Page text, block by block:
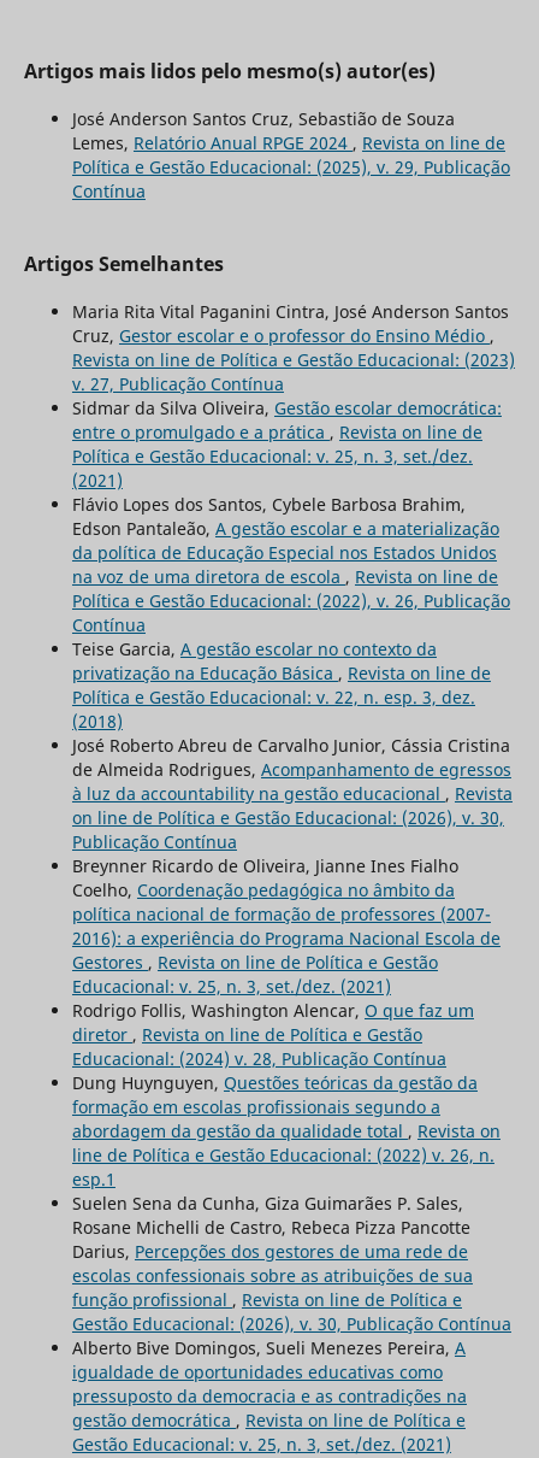
Artigos mais lidos pelo mesmo(s) autor(es)
José Anderson Santos Cruz, Sebastião de Souza
Lemes, Relatório Anual RPGE 2024 , Revista on line de
Política e Gestão Educacional: (2025), v. 29, Publicação
Contínua
Artigos Semelhantes
Maria Rita Vital Paganini Cintra, José Anderson Santos
Cruz, Gestor escolar e o professor do Ensino Médio ,
Revista on line de Política e Gestão Educacional: (2023)
v. 27, Publicação Contínua
Sidmar da Silva Oliveira, Gestão escolar democrática:
entre o promulgado e a prática , Revista on line de
Política e Gestão Educacional: v. 25, n. 3, set./dez.
(2021)
Flávio Lopes dos Santos, Cybele Barbosa Brahim,
Edson Pantaleão, A gestão escolar e a materialização
da política de Educação Especial nos Estados Unidos
na voz de uma diretora de escola , Revista on line de
Política e Gestão Educacional: (2022), v. 26, Publicação
Contínua
Teise Garcia, A gestão escolar no contexto da
privatização na Educação Básica , Revista on line de
Política e Gestão Educacional: v. 22, n. esp. 3, dez.
(2018)
José Roberto Abreu de Carvalho Junior, Cássia Cristina
de Almeida Rodrigues, Acompanhamento de egressos
à luz da accountability na gestão educacional , Revista
on line de Política e Gestão Educacional: (2026), v. 30,
Publicação Contínua
Breynner Ricardo de Oliveira, Jianne Ines Fialho
Coelho, Coordenação pedagógica no âmbito da
política nacional de formação de professores (2007-
2016): a experiência do Programa Nacional Escola de
Gestores , Revista on line de Política e Gestão
Educacional: v. 25, n. 3, set./dez. (2021)
Rodrigo Follis, Washington Alencar, O que faz um
diretor , Revista on line de Política e Gestão
Educacional: (2024) v. 28, Publicação Contínua
Dung Huynguyen, Questões teóricas da gestão da
formação em escolas profissionais segundo a
abordagem da gestão da qualidade total , Revista on
line de Política e Gestão Educacional: (2022) v. 26, n.
esp.1
Suelen Sena da Cunha, Giza Guimarães P. Sales,
Rosane Michelli de Castro, Rebeca Pizza Pancotte
Darius, Percepções dos gestores de uma rede de
escolas confessionais sobre as atribuições de sua
função profissional , Revista on line de Política e
Gestão Educacional: (2026), v. 30, Publicação Contínua
Alberto Bive Domingos, Sueli Menezes Pereira, A
igualdade de oportunidades educativas como
pressuposto da democracia e as contradições na
gestão democrática , Revista on line de Política e
Gestão Educacional: v. 25, n. 3, set./dez. (2021)